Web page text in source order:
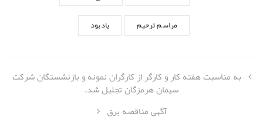
مراسم ترحیم یادبود
به مناسبت هفته کار و کارگر از کارگران نمونه و بازنشستگان شرکت
سیمان هرمزگان تجلیل شد.
آگهی مناقصه برق